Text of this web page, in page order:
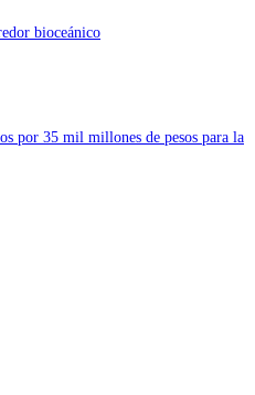
bioceánico
por 35 mil millones de pesos para la